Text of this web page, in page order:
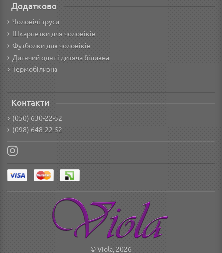
Додатково
Чоловічі труси
Шкарпетки для чоловіків
Футболки для чоловіків
Дитячий одяг і дитяча білизна
Термобілизна
Контакти
(050) 630-22-52
(098) 648-22-52
© Viola, 2026